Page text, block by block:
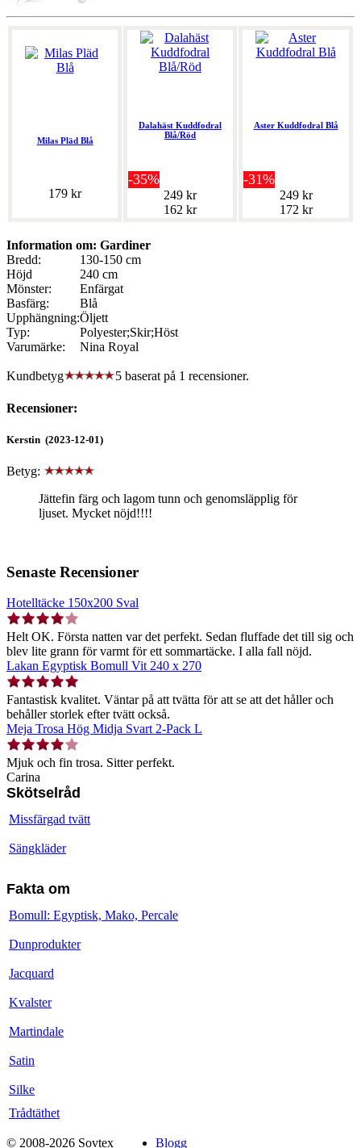
Milas Pläd Blå
179 kr
Dalahäst Kuddfodral
Blå/Röd
-35%
249 kr
162 kr
Aster Kuddfodral Blå
-31%
249 kr
172 kr
Information om: Gardiner
Bredd:
130-150 cm
Höjd
240 cm
Mönster:
Enfärgat
Basfärg:
Blå
Upphängning:Öljett
Typ:
Polyester;Skir;Höst
Varumärke:
Nina Royal
Kundbetyg 5 baserat på 1 recensioner.
Recensioner:
Kerstin (2023-12-01)
Betyg:
Jättefin färg och lagom tunn och genomsläpplig för
ljuset. Mycket nöjd!!!!
Senaste Recensioner
Hotelltäcke 150x200 Sval
Helt OK. Första natten var det perfekt. Sedan fluffade det till sig och
blev lite grann för varmt för ett sommartäcke. I alla fall nöjd.
Lakan Egyptisk Bomull Vit 240 x 270
Fantastisk kvalitet. Väntar på att tvätta för att se att det håller och
behåller storlek efter tvätt också.
Meja Trosa Hög Midja Svart 2-Pack L
Mjuk och fin trosa. Sitter perfekt.
Carina
Skötselråd
Missfärgad tvätt
Sängkläder
Fakta om
Bomull: Egyptisk, Mako, Percale
Dunprodukter
Jacquard
Kvalster
Martindale
Satin
Silke
Trådtäthet
© 2008-2026 Sovtex Blogg